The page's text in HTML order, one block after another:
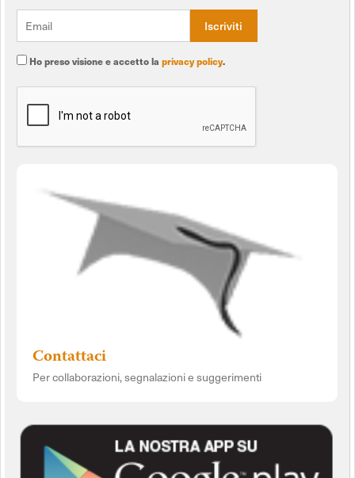
Ho preso visione e accetto la privacy policy.
Contattaci
Per collaborazioni, segnalazioni e suggerimenti